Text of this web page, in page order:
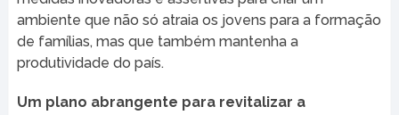
ambiente que não só atraia os jovens para a formação
de famílias, mas que também mantenha a
produtividade do país.
Um plano abrangente para revitalizar a